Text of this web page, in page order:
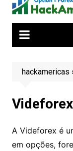
hackamericas
A Videforex é
em opções,